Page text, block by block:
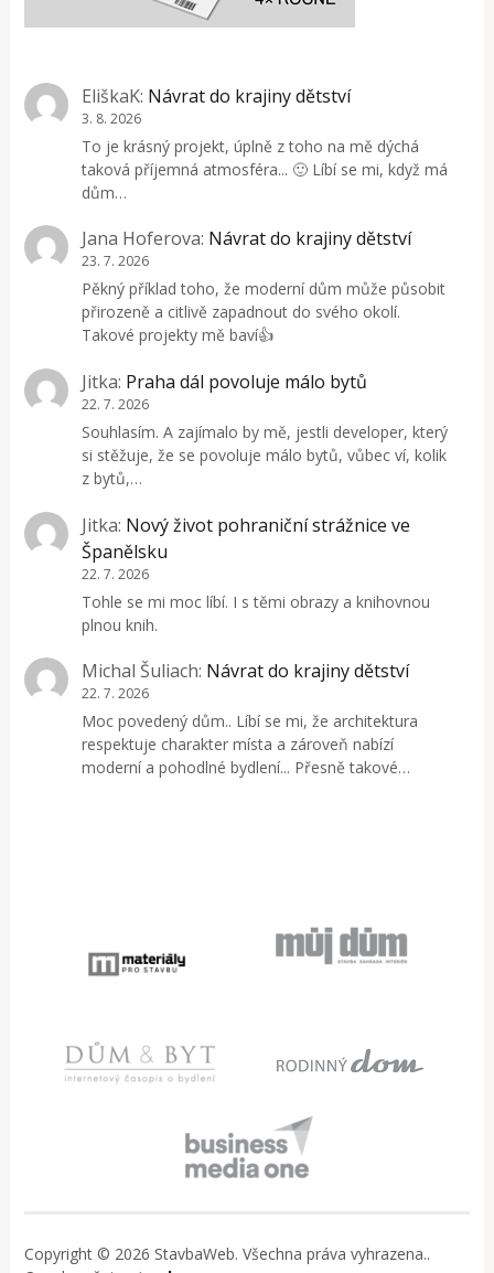
EliškaK: Návrat do krajiny dětství
3. 8. 2026
To je krásný projekt, úplně z toho na mě dýchá
taková příjemná atmosféra... 🙂 Líbí se mi, když má
dům…
Jana Hoferova: Návrat do krajiny dětství
23. 7. 2026
Pěkný příklad toho, že moderní dům může působit
přirozeně a citlivě zapadnout do svého okolí.
Takové projekty mě baví👍
Jitka: Praha dál povoluje málo bytů
22. 7. 2026
Souhlasím. A zajímalo by mě, jestli developer, který
si stěžuje, že se povoluje málo bytů, vůbec ví, kolik
z bytů,…
Jitka: Nový život pohraniční strážnice ve
Španělsku
22. 7. 2026
Tohle se mi moc líbí. I s těmi obrazy a knihovnou
plnou knih.
Michal Šuliach: Návrat do krajiny dětství
22. 7. 2026
Moc povedený dům.. Líbí se mi, že architektura
respektuje charakter místa a zároveň nabízí
moderní a pohodlné bydlení... Přesně takové…
Copyright © 2026 StavbaWeb. Všechna práva vyhrazena..